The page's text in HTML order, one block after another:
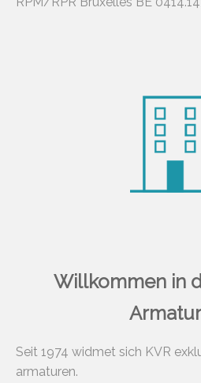
Willkommen in
Seit 1974 widmet sich KVR
armaturen.